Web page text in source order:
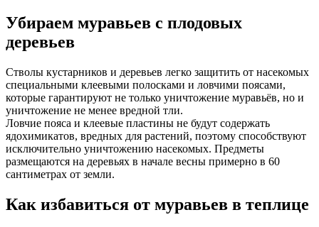
Убираем муравьев с плодовых
деревьев
Стволы кустарников и деревьев легко защитить от насекомых
специальными клеевыми полосками и ловчими поясами,
которые гарантируют не только уничтожение муравьёв, но и
уничтожение не менее вредной тли.
Ловчие пояса и клеевые пластины не будут содержать
ядохимикатов, вредных для растений, поэтому способствуют
исключительно уничтожению насекомых. Предметы
размещаются на деревьях в начале весны примерно в 60
сантиметрах от земли.
Как избавиться от муравьев в теплице